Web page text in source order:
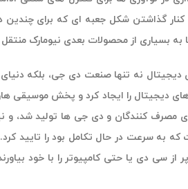
مصرف کنندگان و دی جی ها تولید شد، و